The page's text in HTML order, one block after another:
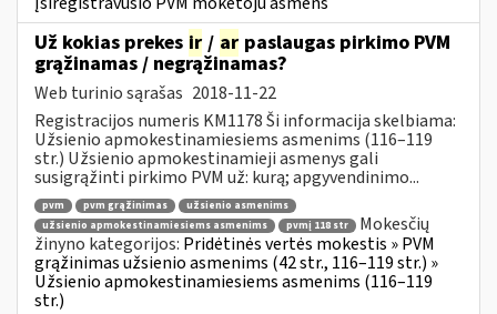
Už kokias prekes ir / ar paslaugas pirkimo PVM
grąžinamas / negrąžinamas?
Web turinio sąrašas 2018-11-22
Registracijos numeris KM1178 Ši informacija skelbiama:
Užsienio apmokestinamiesiems asmenims (116–119
str.) Užsienio apmokestinamieji asmenys gali
susigrąžinti pirkimo PVM už: kurą; apgyvendinimo...
pvm pvm grąžinimas
užsienio asmenims
užsienio apmokestinamiesiems asmenims
pvmį 118 str
Mokesčių
žinyno kategorijos: Pridėtinės vertės mokestis » PVM
grąžinimas užsienio asmenims (42 str., 116–119 str.) »
Užsienio apmokestinamiesiems asmenims (116–119
str.)